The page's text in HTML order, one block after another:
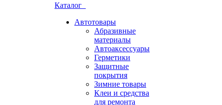
Каталог
Автотовары
Абразивные
материалы
Автоаксессуары
Герметики
Защитные
покрытия
Зимние товары
Клеи и средства
для ремонта